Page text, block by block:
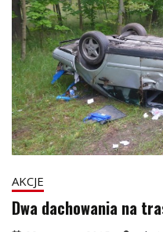
AKCJE
Dwa dachowania na